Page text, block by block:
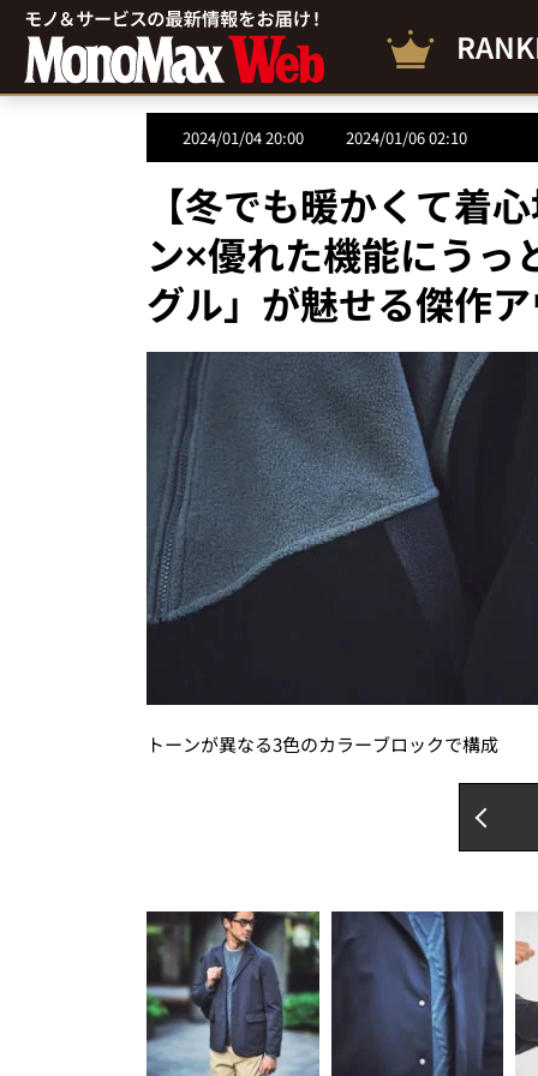
2024/01/04 20:00 2024/01/06 02:10
【冬でも暖かくて着
ン×優れた機能にう
グル」が魅せる傑作
トーンが異なる3色のカラーブロックで構成